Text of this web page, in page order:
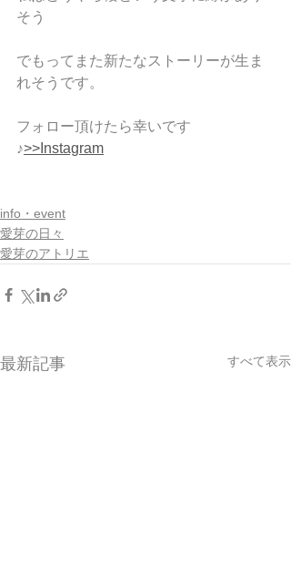
そう
でもってまた新たなストーリーが生ま
れそうです。
フォロー頂けたら幸いです
♪>>Instagram
info・event
愛芽の日々
愛芽のアトリエ
最新記事 すべて表示